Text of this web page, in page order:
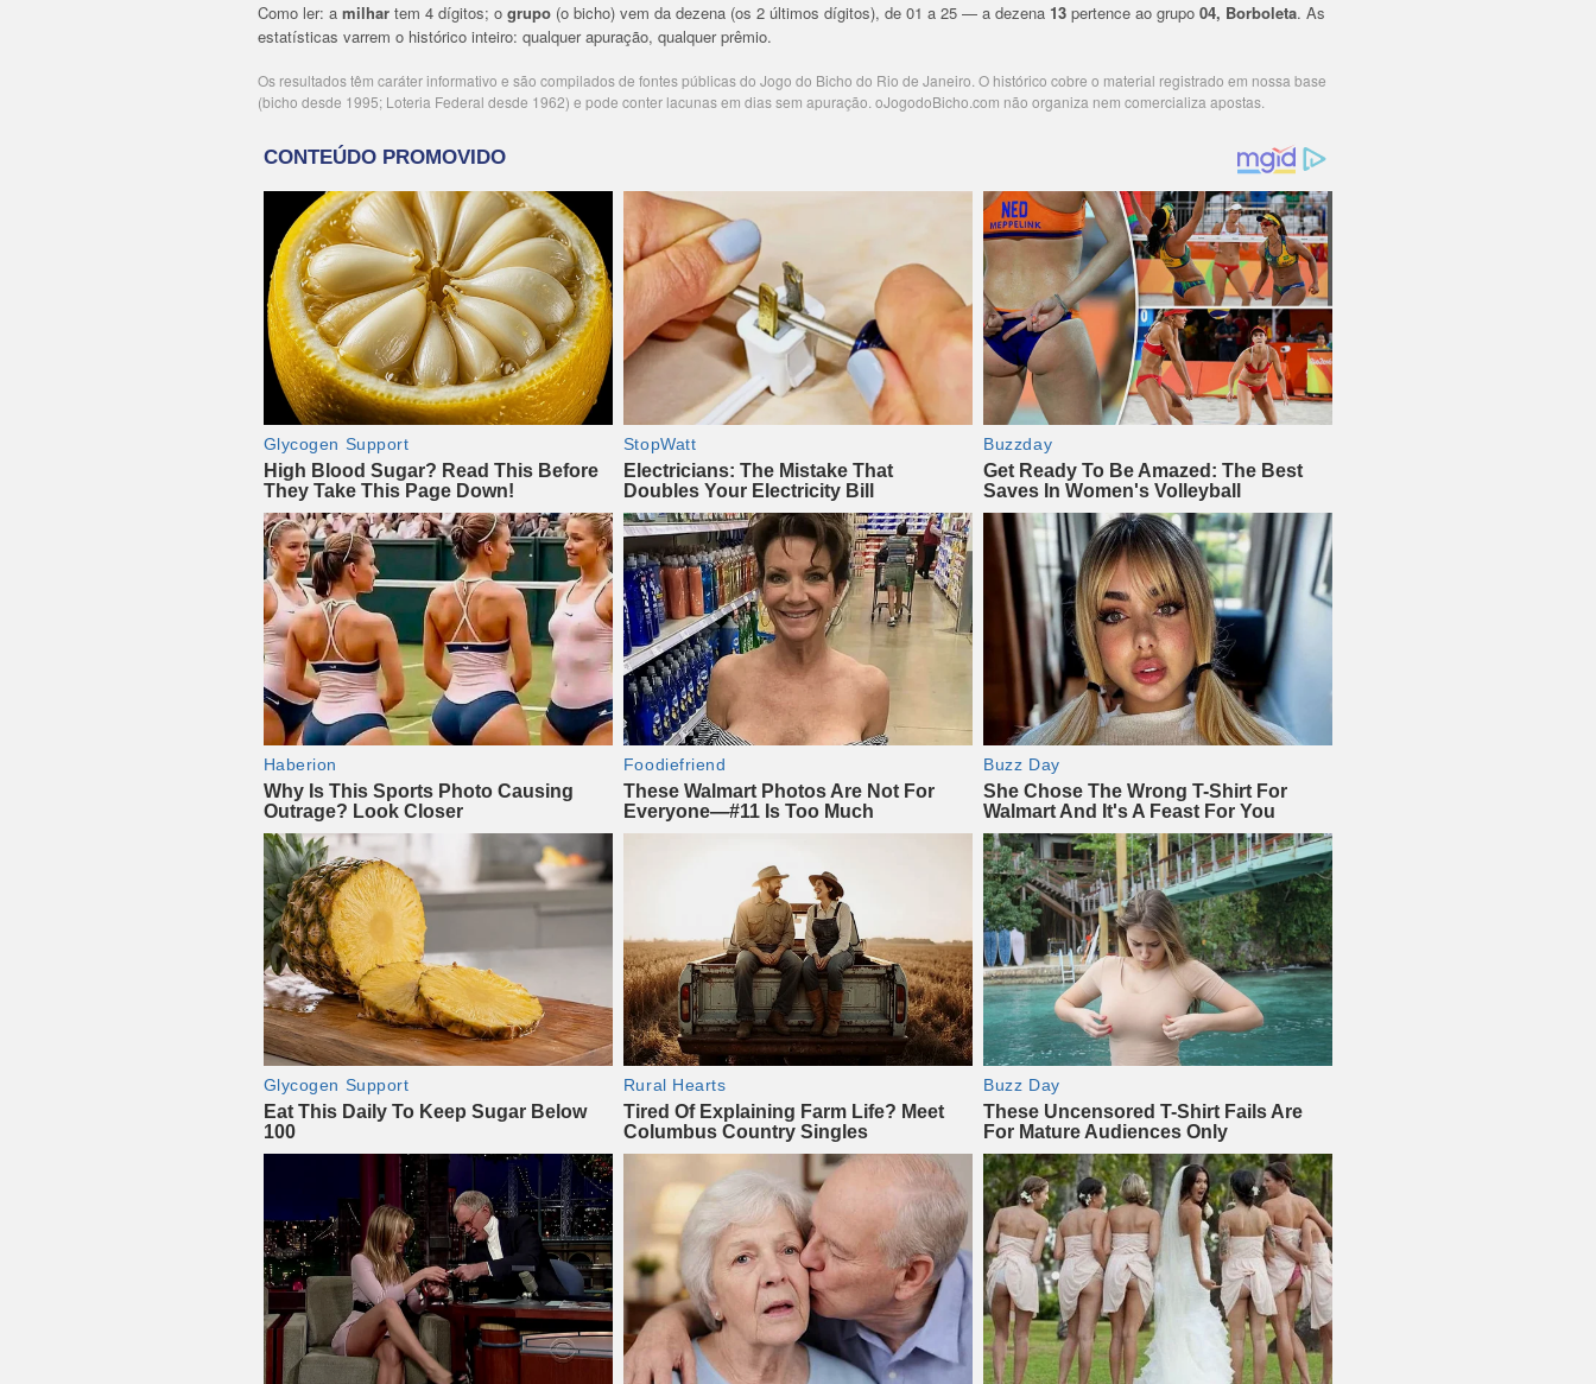
Como ler: a milhar tem 4 dígitos; o grupo (o bicho) vem da dezena (os 2 últimos dígitos), de 01 a 25 — a dezena 13 pertence ao grupo 04, Borboleta. As
estatísticas varrem o histórico inteiro: qualquer apuração, qualquer prêmio.
Os resultados têm caráter informativo e são compilados de fontes públicas do Jogo do Bicho do Rio de Janeiro. O histórico cobre o material registrado em nossa base
(bicho desde 1995; Loteria Federal desde 1962) e pode conter lacunas em dias sem apuração. oJogodoBicho.com não organiza nem comercializa apostas.
Publicidade